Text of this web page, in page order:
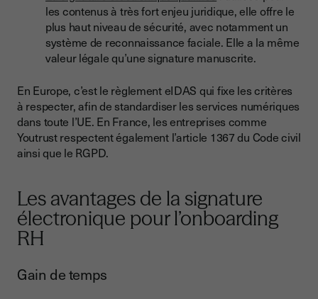
les contenus à très fort enjeu juridique, elle offre le
plus haut niveau de sécurité, avec notamment un
système de reconnaissance faciale. Elle a la même
valeur légale qu’une signature manuscrite.
En Europe, c’est le règlement eIDAS qui fixe les critères
à respecter, afin de standardiser les services numériques
dans toute l’UE. En France, les entreprises comme
Youtrust respectent également l’article 1367 du Code civil
ainsi que le RGPD.
Les avantages de la signature
électronique pour l’onboarding
RH
Gain de temps